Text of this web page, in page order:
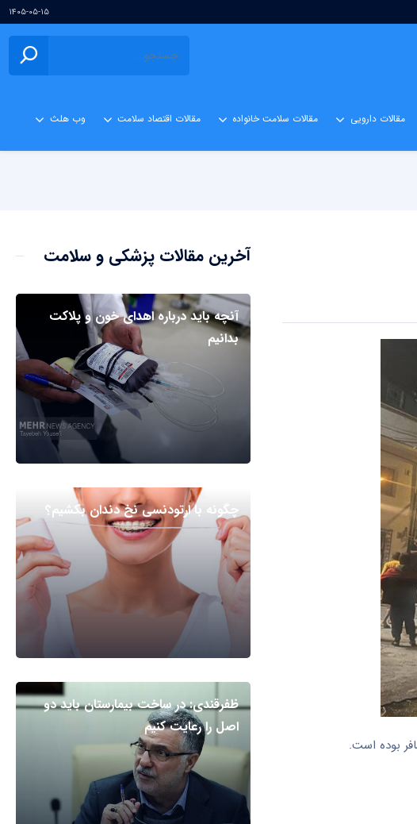
۱۴۰۵-۰۵-۱۵
مقالات دارویی مقالات سلامت خانواده مقالات اقتصاد سلامت وب هلث
آخرین مقالات پزشکی و سلامت
آنچه باید درباره اهدای خون و پلاکت
بدانیم
چگونه با ارتودنسی نخ دندان بکشیم؟
ظفرقندی: در ساخت بیمارستان باید دو
اصل را رعایت کنیم